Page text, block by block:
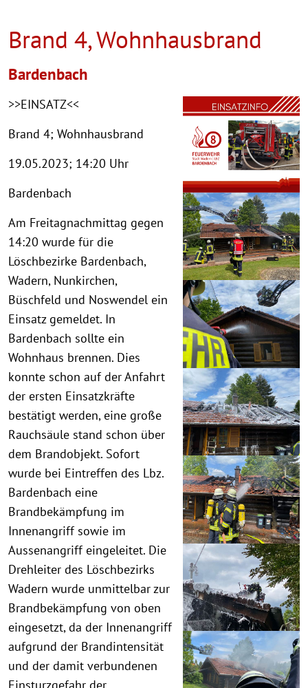
Brand 4, Wohnhausbrand
Bardenbach
>>EINSATZ<<
Brand 4; Wohnhausbrand
19.05.2023; 14:20 Uhr
Bardenbach
Am Freitagnachmittag gegen
14:20 wurde für die
Löschbezirke Bardenbach,
Wadern, Nunkirchen,
Büschfeld und Noswendel ein
Einsatz gemeldet. In
Bardenbach sollte ein
Wohnhaus brennen. Dies
konnte schon auf der Anfahrt
der ersten Einsatzkräfte
bestätigt werden, eine große
Rauchsäule stand schon über
dem Brandobjekt. Sofort
wurde bei Eintreffen des Lbz.
Bardenbach eine
Brandbekämpfung im
Innenangriff sowie im
Aussenangriff eingeleitet. Die
Drehleiter des Löschbezirks
Wadern wurde unmittelbar zur
Brandbekämpfung von oben
eingesetzt, da der Innenangriff
aufgrund der Brandintensität
und der damit verbundenen
Einsturzgefahr der